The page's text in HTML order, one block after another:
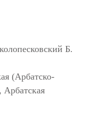
Б.
(Арбатско-